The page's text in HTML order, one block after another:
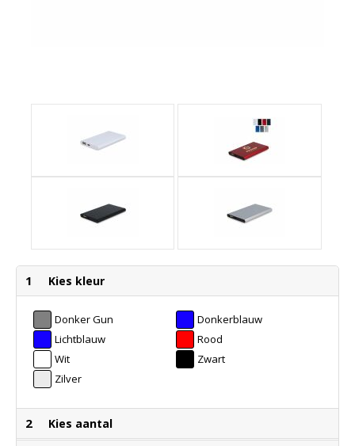
1 Kies kleur
Donker Gun
Metal
Donkerblauw
Lichtblauw
Rood
Wit
Zwart
Zilver
2 Kies aantal